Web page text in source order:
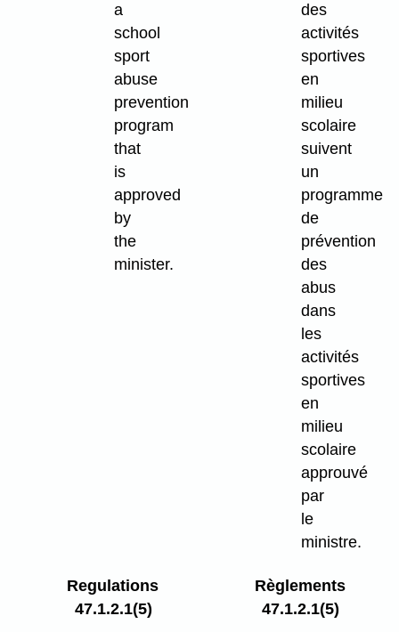
a
school
sport
abuse
prevention
program
that
is
approved
by
the
minister.
des
activités
sportives
en
milieu
scolaire
suivent
un
programme
de
prévention
des
abus
dans
les
activités
sportives
en
milieu
scolaire
approuvé
par
le
ministre.
Regulations
47.1.2.1(5)
Règlements
47.1.2.1(5)